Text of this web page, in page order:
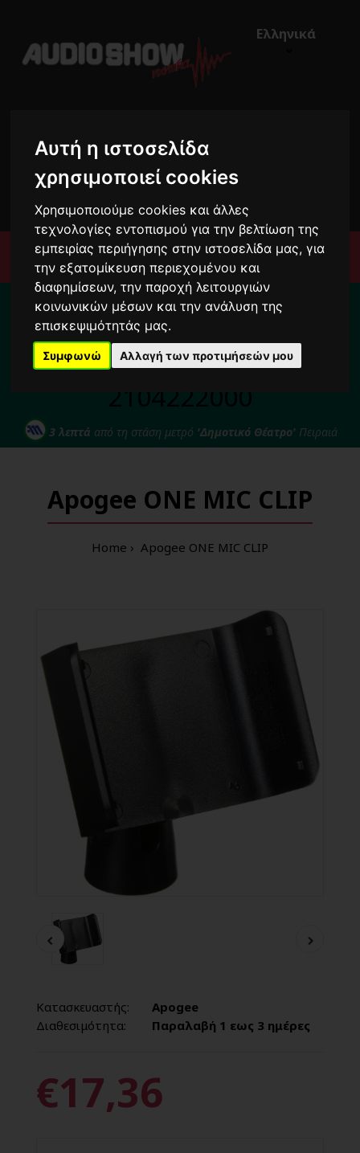
Αυτή η ιστοσελίδα
χρησιμοποιεί cookies
Χρησιμοποιούμε cookies και άλλες
τεχνολογίες εντοπισμού για την βελτίωση της
εμπειρίας περιήγησης στην ιστοσελίδα μας, για
την εξατομίκευση περιεχομένου και
διαφημίσεων, την παροχή λειτουργιών
κοινωνικών μέσων και την ανάλυση της
επισκεψιμότητάς μας.
Συμφωνώ Αλλαγή των προτιμήσεών μου
Ελληνικά
€0,00
Μενού
Για το διάστημα από 10/8 ως 24/8 οι
παραγγελίες σας ενδέχεται να
καθυστερήσουν !
Για κάθε σας απορία καλέστε μας στο:
3 λεπτά από τη στάση μετρό 'Δημοτικό Θέατρο'Πειραιά
Apogee ONE MIC CLIP
Home Apogee ONE MIC CLIP
Κατασκευαστής:
Apogee
Διαθεσιμότητα:
Παραλαβή 1 εως 3 ημέρες
€17,36